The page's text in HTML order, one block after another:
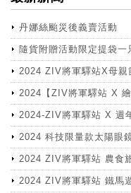
丹娜絲颱災後義賣活動
隨貨附贈活動限定提袋一
2024 ZIV將軍驛站X母親
2024【ZIV將軍驛站 X 繪
2024-ZIV將軍驛站 X 週
2024 科技限量款太陽眼
2024 ZIV將軍驛站 農食
2024 ZIV將軍驛站 鐵馬